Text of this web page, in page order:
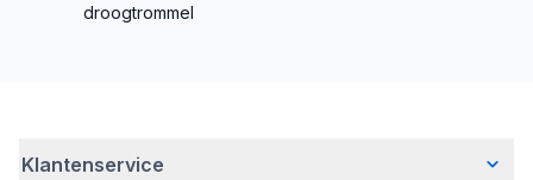
droogtrommel
Klantenservice